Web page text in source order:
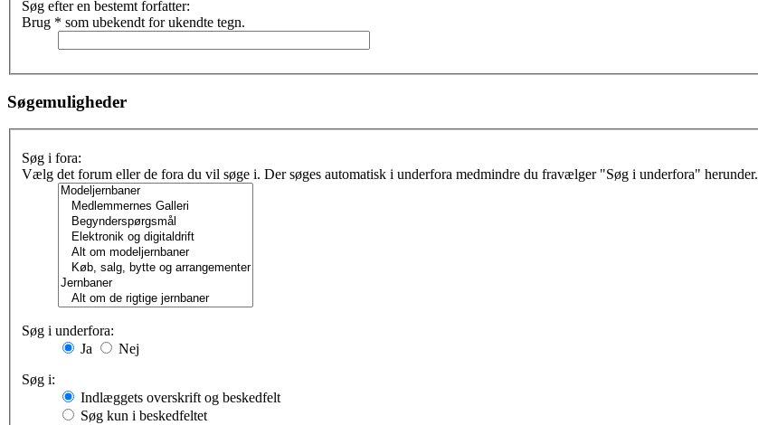
Søg efter en bestemt forfatter:
Brug * som ubekendt for ukendte tegn.
Søgemuligheder
Søg i fora:
Vælg det forum eller de fora du vil søge i. Der søges automatisk i underfora medmindre du fravælger "Søg i underfora" herunder.
Søg i underfora:
Ja
Nej
Søg i:
Indlæggets overskrift og beskedfelt
Søg kun i beskedfeltet